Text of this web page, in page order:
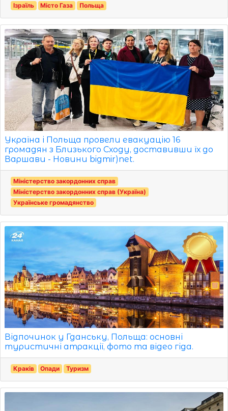
Ізраїль Місто Газа Польща
Україна і Польща провели евакуацію 16
громадян з Близького Сходу, доставивши їх до
Варшави - Новини bigmir)net.
Міністерство закордонних справ
Міністерство закордонних справ (Україна)
Українське громадянство
Відпочинок у Гданську, Польща: основні
туристичні атракції, фото та відео гіда.
Краків Опади Туризм